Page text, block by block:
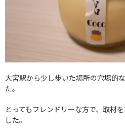
大宮駅から少し歩いた場所の穴場的
た。
とってもフレンドリーな方で、取材
した。